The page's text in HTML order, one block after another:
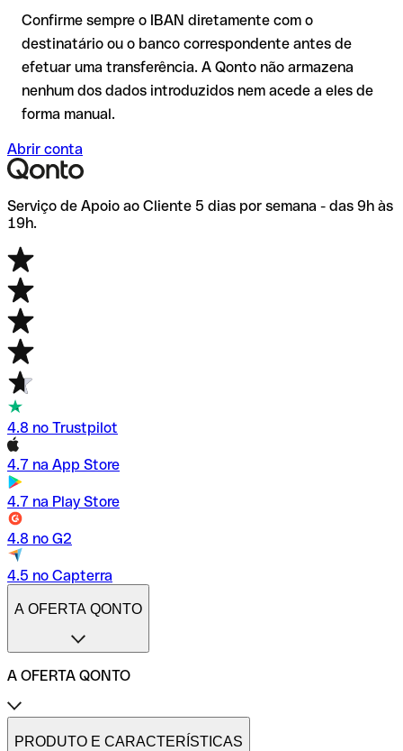
precaução é especialmente importante com montantes
elevados ou em novas relações comerciais.
Confirme sempre o IBAN diretamente com o
destinatário ou o banco correspondente antes de
efetuar uma transferência. A Qonto não armazena
nenhum dos dados introduzidos nem acede a eles de
forma manual.
Abrir conta
Serviço de Apoio ao Cliente 5 dias por semana - das 9h às
19h.
4.8 no Trustpilot
4.7 na App Store
4.7 na Play Store
4.8 no G2
4.5 no Capterra
A OFERTA QONTO
A OFERTA QONTO
Conta profissional online
PRODUTO E CARACTERÍSTICAS